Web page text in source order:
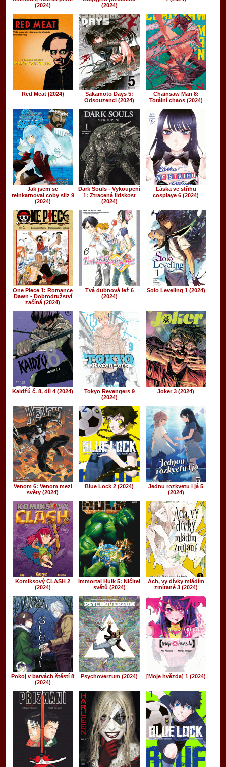
(2024)
(2024)
Red Meat (2024)
Sakamoto Days 5:
Odsouzenci (2024)
Chainsaw Man 8:
Totální chaos (2024)
Jak jsem se
reinkarnoval coby sliz 9
(2024)
Dark Souls - Vykoupení
1: Ztracená lidskost
(2024)
Láska ve střihu
cosplaye 6 (2024)
One Piece 1: Romance
Dawn - Dobrodružství
začíná (2024)
Tvá dubnová lež 6
(2024)
Solo Leveling 1 (2024)
Kaidžú č. 8, díl 4 (2024)
Tokyo Revengers 9
(2024)
Joker 3 (2024)
Venom 6: Venom mezi
světy (2024)
Blue Lock 2 (2024)
Jednu rozkvetu i já 5
(2024)
Komiksový CLASH 2
(2024)
Immortal Hulk 5: Ničitel
světů (2024)
Ach, vy dívky mládím
zmítané 3 (2024)
Pokoj v barvách štěstí 8
(2024)
Psychoverzum (2024) [Moje hvězda] 1 (2024)